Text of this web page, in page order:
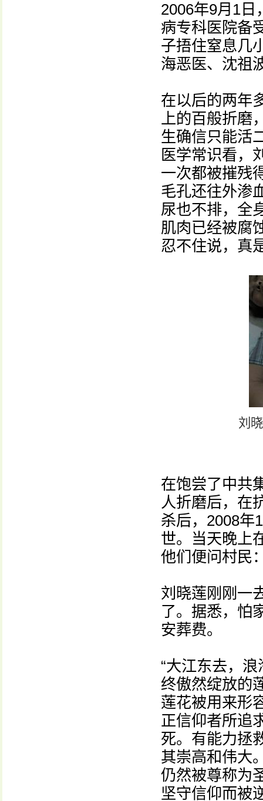
2006年9月1日
病专科医院备
子捂住窒息几
海恶医、沈祖
在以后的两年
上的百般折磨
生确信只能活
医学常识看，
一次都被摧残
毛孔还往外渗
尿也不排，全
肌肉已经被腐
忍不住说，真
刘
在饱尝了中共
人折磨后，在
杀后，2008年
世。当天晚上
他们便问村民
刘晓莲刚刚一
了。据悉，怕
安葬费。
“大江东去，
终傲然绽放的
莲花被用来形
正信仰者所追
死。有能力拯
其崇高和伟大
仍然被尊称为
坚守信仰而被